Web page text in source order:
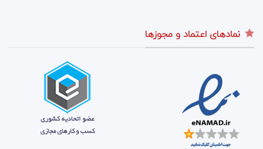
نمادهای اعتماد و مجوزها